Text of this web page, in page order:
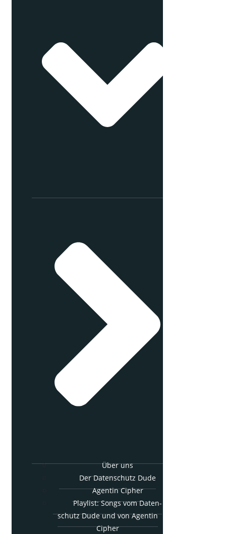
Über uns
Der Daten­schutz Dude
Agen­tin Cipher
Play­list: Songs vom Daten­
schutz Dude und von Agen­tin
Cipher